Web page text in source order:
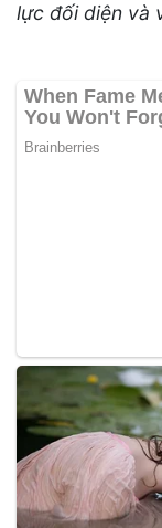
lực đối diện và